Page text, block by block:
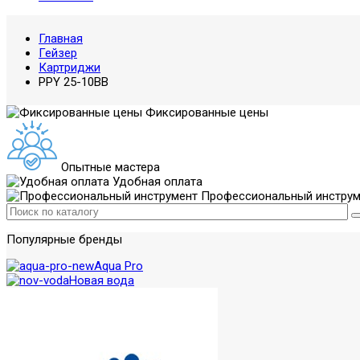
Главная
Гейзер
Картриджи
PPY 25-10BB
Фиксированные цены
Опытные мастера
Удобная оплата
Профессиональный
Популярные бренды
Aqua Pro
Новая вода